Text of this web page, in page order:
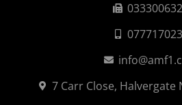
7 Carr Close, Halvergate